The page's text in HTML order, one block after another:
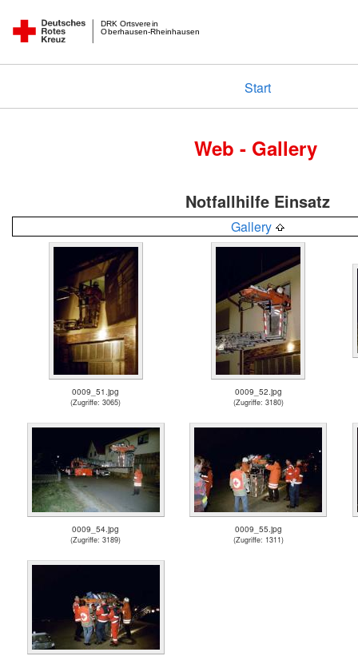
Oberhausen-Rheinhausen
DRK Ortsverein
Start
Web - Gallery
Notfallhilfe Einsatz
Gallery
0009_51.jpg
(Zugriffe: 3065)
0009_52.jpg
(Zugriffe: 3180)
0009_54.jpg
(Zugriffe: 3189)
0009_55.jpg
(Zugriffe: 1311)